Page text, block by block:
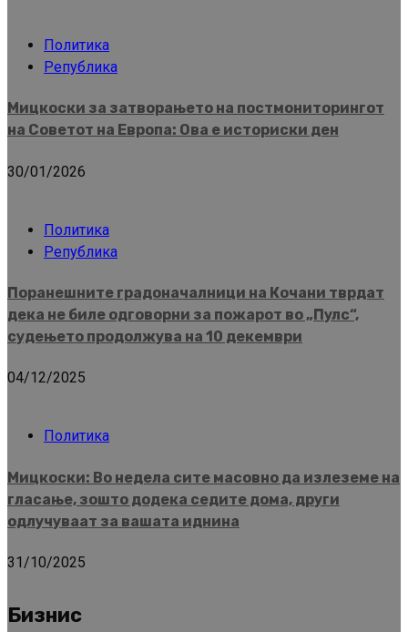
Политика
Република
Мицкоски за затворањето на постмониторингот
на Советот на Европа: Ова е историски ден
30/01/2026
Политика
Република
Поранешните градоначалници на Кочани тврдат
дека не биле одговорни за пожарот во „Пулс“,
судењето продолжува на 10 декември
04/12/2025
Политика
Мицкоски: Во недела сите масовно да излеземе на
гласање, зошто додека седите дома, други
одлучуваат за вашата иднина
31/10/2025
Бизнис